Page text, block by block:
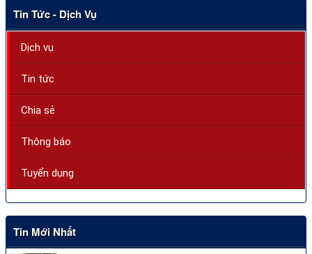
Tin Tức - Dịch Vụ
Dịch vụ
Tin tức
Chia sẻ
Thông báo
Tuyển dụng
Tin Mới Nhất